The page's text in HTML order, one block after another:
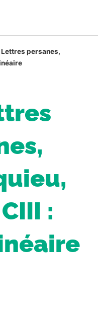
Lettres persanes,
: